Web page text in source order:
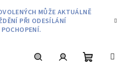
MŮŽE AKTUÁLNĚ
PŘI ODESÍLÁNÍ